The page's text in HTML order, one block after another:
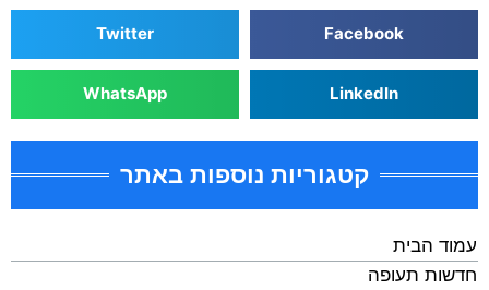
Facebook
Twitter
LinkedIn
WhatsApp
קטגוריות נוספות באתר
עמוד הבית
חדשות תעופה